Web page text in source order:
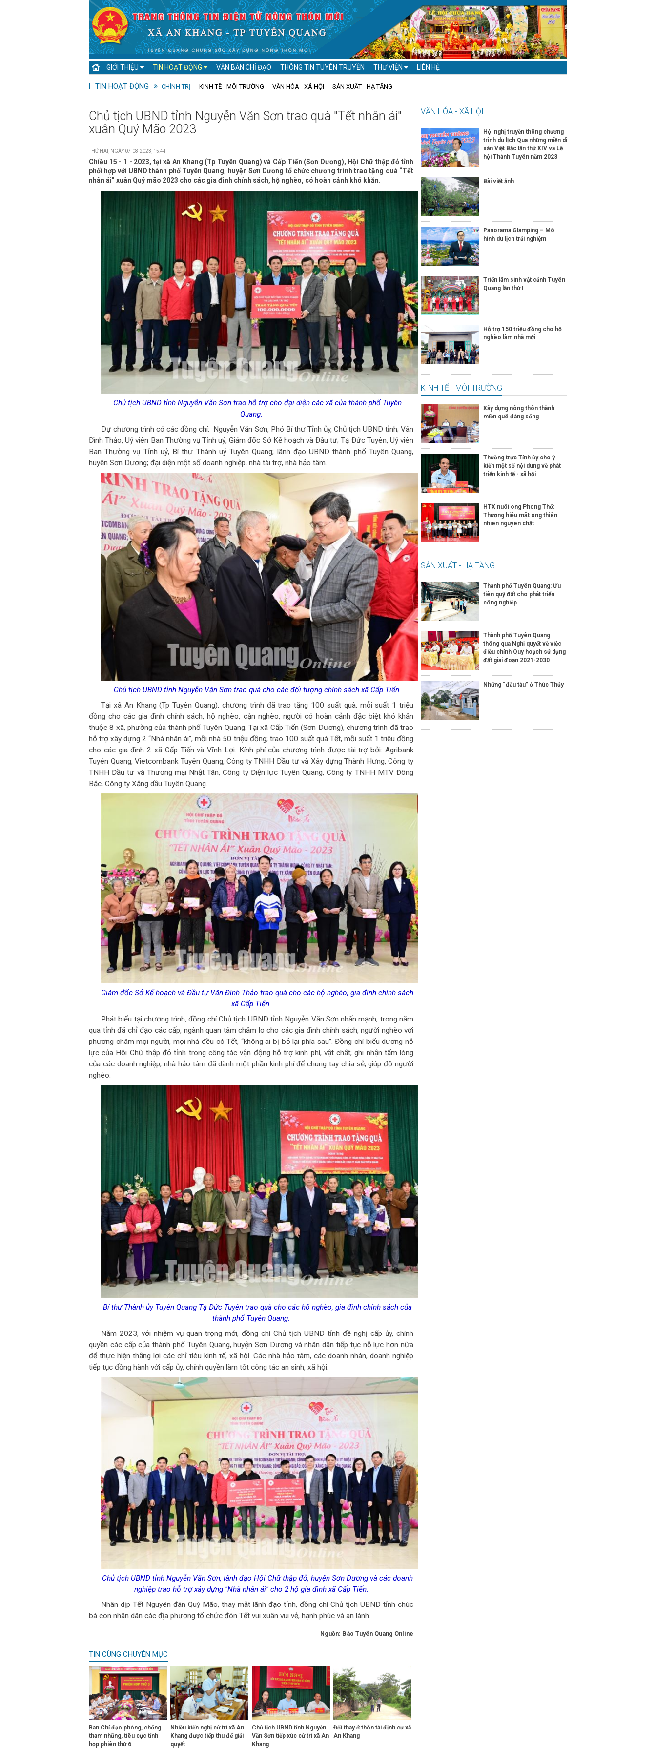
GIỚI THIỆU TIN HOẠT ĐỘNG VĂN BẢN CHỈ ĐẠO THÔNG TIN TUYÊN TRUYỀN THƯ VIỆN LIÊN HỆ
TIN HOẠT ĐỘNG CHÍNH TRỊ KINH TẾ - MÔI TRƯỜNG VĂN HÓA - XÃ HỘI SẢN XUẤT - HẠ TẦNG
Chủ tịch UBND tỉnh Nguyễn Văn Sơn trao quà "Tết nhân ái"
xuân Quý Mão 2023
THỨ HAI, NGÀY 07-08-2023, 15:44
Chiều 15 - 1 - 2023, tại xã An Khang (Tp Tuyên Quang) và Cấp Tiến (Sơn Dương), Hội Chữ thập đỏ tỉnh
phối hợp với UBND thành phố Tuyên Quang, huyện Sơn Dương tổ chức chương trình trao tặng quà “Tết
nhân ái” xuân Quý mão 2023 cho các gia đình chính sách, hộ nghèo, có hoàn cảnh khó khăn.
Chủ tịch UBND tỉnh Nguyễn Văn Sơn trao hỗ trợ cho đại diện các xã của thành phố Tuyên
Quang.
Dự chương trình có các đồng chí: Nguyễn Văn Sơn, Phó Bí thư Tỉnh ủy, Chủ tịch UBND tỉnh; Vân
Đình Thảo, Uỷ viên Ban Thường vụ Tỉnh uỷ, Giám đốc Sở Kế hoạch và Đầu tư; Tạ Đức Tuyên, Uỷ viên
Ban Thường vụ Tỉnh uỷ, Bí thư Thành uỷ Tuyên Quang; lãnh đạo UBND thành phố Tuyên Quang,
huyện Sơn Dương; đại diện một số doanh nghiệp, nhà tài trợ, nhà hảo tâm.
Chủ tịch UBND tỉnh Nguyễn Văn Sơn trao quà cho các đối tượng chính sách xã Cấp Tiến.
Tại xã An Khang (Tp Tuyên Quang), chương trình đã trao tặng 100 suất quà, mỗi suất 1 triệu
đồng cho các gia đình chính sách, hộ nghèo, cận nghèo, người có hoàn cảnh đặc biệt khó khăn
thuộc 8 xã, phường của thành phố Tuyên Quang. Tại xã Cấp Tiến (Sơn Dương), chương trình đã trao
hỗ trợ xây dựng 2 “Nhà nhân ái”, mỗi nhà 50 triệu đồng; trao 100 suất quà Tết, mỗi suất 1 triệu đồng
cho các gia đình 2 xã Cấp Tiến và Vĩnh Lợi. Kính phí của chương trình được tài trợ bởi: Agribank
Tuyên Quang, Vietcombank Tuyên Quang, Công ty TNHH Đầu tư và Xây dựng Thành Hưng, Công ty
TNHH Đầu tư và Thương mại Nhật Tân, Công ty Điện lực Tuyên Quang, Công ty TNHH MTV Đông
Bắc, Công ty Xăng dầu Tuyên Quang.
Giám đốc Sở Kế hoạch và Đầu tư Vân Đình Thảo trao quà cho các hộ nghèo, gia đình chính sách
xã Cấp Tiến.
Phát biểu tại chương trình, đồng chí Chủ tịch UBND tỉnh Nguyễn Văn Sơn nhấn mạnh, trong năm
qua tỉnh đã chỉ đạo các cấp, ngành quan tâm chăm lo cho các gia đình chính sách, người nghèo với
phương châm mọi người, mọi nhà đều có Tết, “không ai bị bỏ lại phía sau”. Đồng chí biểu dương nỗ
lực của Hội Chữ thập đỏ tỉnh trong công tác vận động hỗ trợ kinh phí, vật chất; ghi nhận tấm lòng
của các doanh nghiệp, nhà hảo tâm đã dành một phần kinh phí để chung tay chia sẻ, giúp đỡ người
nghèo.
Bí thư Thành ủy Tuyên Quang Tạ Đức Tuyên trao quà cho các hộ nghèo, gia đình chính sách của
thành phố Tuyên Quang.
Năm 2023, với nhiệm vụ quan trọng mới, đồng chí Chủ tịch UBND tỉnh đề nghị cấp ủy, chính
quyền các cấp của thành phố Tuyên Quang, huyện Sơn Dương và nhân dân tiếp tục nỗ lực hơn nữa
để thực hiện thắng lợi các chỉ tiêu kinh tế, xã hội. Các nhà hảo tâm, các doanh nhân, doanh nghiệp
tiếp tục đồng hành với cấp ủy, chính quyền làm tốt công tác an sinh, xã hội.
Chủ tịch UBND tỉnh Nguyễn Văn Sơn, lãnh đạo Hội Chữ thập đỏ, huyện Sơn Dương và các doanh
nghiệp trao hỗ trợ xây dựng "Nhà nhân ái" cho 2 hộ gia đình xã Cấp Tiến.
Nhân dịp Tết Nguyên đán Quý Mão, thay mặt lãnh đạo tỉnh, đồng chí Chủ tịch UBND tỉnh chúc
bà con nhân dân các địa phương tổ chức đón Tết vui xuân vui vẻ, hạnh phúc và an lành.
Nguồn: Báo Tuyên Quang Online
TIN CÙNG CHUYÊN MỤC
Ban Chỉ đạo phòng, chống
tham nhũng, tiêu cực tỉnh
họp phiên thứ 6
Nhiều kiến nghị cử tri xã An
Khang được tiếp thu để giải
quyết
Chủ tịch UBND tỉnh Nguyễn
Văn Sơn tiếp xúc cử tri xã An
Khang
Đổi thay ở thôn tái định cư xã
An Khang
VĂN HÓA - XÃ HỘI
Hội nghị truyền thông chương
trình du lịch Qua những miền di
sản Việt Bắc lần thứ XIV và Lễ
hội Thành Tuyên năm 2023
Bài viết ảnh
Panorama Glamping – Mô
hình du lịch trải nghiệm
Triển lãm sinh vật cảnh Tuyên
Quang lần thứ I
Hỗ trợ 150 triệu đồng cho hộ
nghèo làm nhà mới
KINH TẾ - MÔI TRƯỜNG
Xây dựng nông thôn thành
miền quê đáng sống
Thường trực Tỉnh ủy cho ý
kiến một số nội dung về phát
triển kinh tế - xã hội
HTX nuôi ong Phong Thổ:
Thương hiệu mật ong thiên
nhiên nguyên chất
SẢN XUẤT - HẠ TẦNG
Thành phố Tuyên Quang: Ưu
tiên quỹ đất cho phát triển
công nghiệp
Thành phố Tuyên Quang
thông qua Nghị quyết về việc
điều chỉnh Quy hoạch sử dụng
đất giai đoạn 2021-2030
Những “đầu tàu” ở Thúc Thủy